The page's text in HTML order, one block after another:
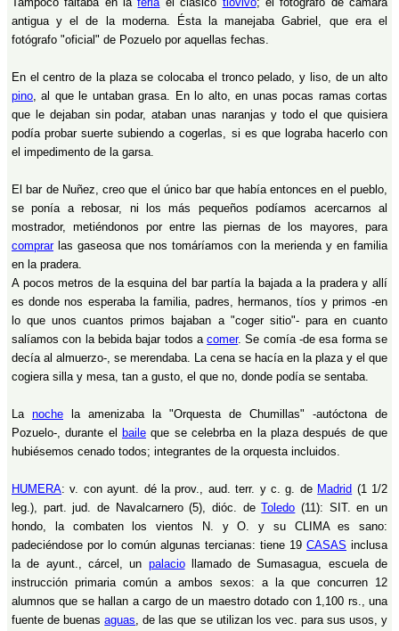
antigua y el de la moderna. Ésta la manejaba Gabriel, que era el
fotógrafo "oficial" de Pozuelo por aquellas fechas.
En el centro de la plaza se colocaba el tronco pelado, y liso, de un alto
pino, al que le untaban grasa. En lo alto, en unas pocas ramas cortas
que le dejaban sin podar, ataban unas naranjas y todo el que quisiera
podía probar suerte subiendo a cogerlas, si es que lograba hacerlo con
el impedimento de la garsa.
El bar de Nuñez, creo que el único bar que había entonces en el pueblo,
se ponía a rebosar, ni los más pequeños podíamos acercarnos al
mostrador, metiéndonos por entre las piernas de los mayores, para
comprarlas gaseosa que nos tomáríamos con la merienda y en familia
en la pradera.
A pocos metros de la esquina del bar partía la bajada a la pradera y allí
es donde nos esperaba la familia, padres, hermanos, tíos y primos -en
lo que unos cuantos primos bajaban a "coger sitio"- para en cuanto
salíamos con la bebida bajar todos acomer. Se comía -de esa forma se
decía al almuerzo-, se merendaba. La cena se hacía en la plaza y el que
cogiera silla y mesa, tan a gusto, el que no, donde podía se sentaba.
La noche la amenizaba la "Orquesta de Chumillas" -autóctona de
Pozuelo-, durante el
baile que se celebrba en la plaza después de que
hubiésemos cenado todos; integrantes de la orquesta incluidos.
HUMERA: v. con ayunt. dé la prov., aud. terr. y c. g. de Madrid (1 1/2
leg.), part. jud. de Navalcarnero (5), dióc. deToledo (11): SIT. en un
hondo, la combaten los vientos N. y O. y su CLIMA es sano:
padeciéndose por lo común algunas tercianas: tiene 19 CASAS inclusa
la de ayunt., cárcel, un palaciollamado de Sumasagua, escuela de
instrucción primaria común a ambos sexos: a la que concurren 12
alumnos que se hallan a cargo de un maestro dotado con 1,100 rs., una
fuente de buenasaguas, de las que se utilizan los vec. para sus usos, y